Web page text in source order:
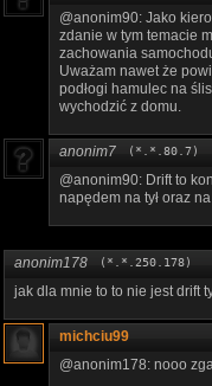
@anonim90: Jako
zdanie w tym temacie
zachowania
Uważam nawet że
podłogi hamulec na
wychodzić z domu.
anonim7 (*.*.80.7)
@anonim90: Drift to
napędem na tył oraz
anonim178 (*.*.250.178)
jak dla mnie to to nie jest drift
michciu99
@anonim178: nooo